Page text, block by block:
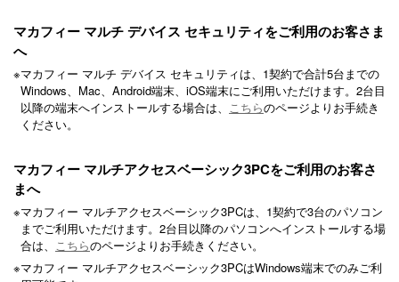
マカフィー マルチ デバイス セキュリティをご利用のお客さま
へ
※マカフィー マルチ デバイス セキュリティは、1契約で合計5台までの
Windows、Mac、Android端末、iOS端末にご利用いただけます。2台目
以降の端末へインストールする場合は、 こちらのページよりお手続き
ください。
マカフィー マルチアクセスベーシック3PCをご利用のお客さ
まへ
※マカフィー マルチアクセスベーシック3PCは、1契約で3台のパソコン
までご利用いただけます。2台目以降のパソコンへインストールする場
合は、 こちらのページよりお手続きください。
※マカフィー マルチアクセスベーシック3PCはWindows端末でのみご利